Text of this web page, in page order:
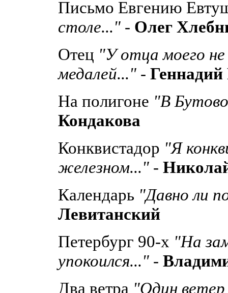
Письмо Евгению
столе..." - Олег
Отец "У отца моего
медалей..." - Геннадий
На полигоне "В
Кондакова
Конквистадор "Я
железном..." -
Календарь "Давно ли
Левитанский
Петербург 90-х "На
упокоился..." -
Два ветра "Один